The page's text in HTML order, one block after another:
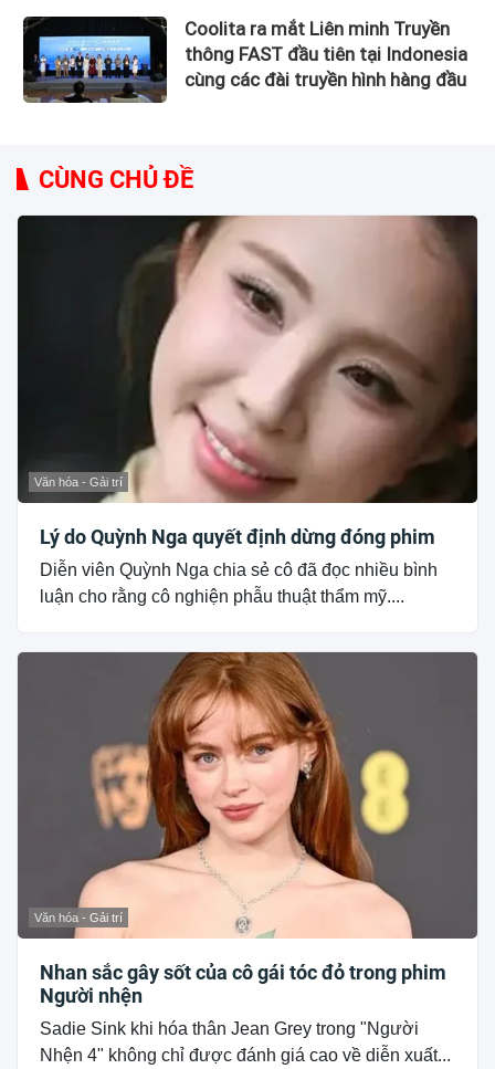
Coolita ra mắt Liên minh Truyền
thông FAST đầu tiên tại Indonesia
cùng các đài truyền hình hàng đầu
CÙNG CHỦ ĐỀ
Văn hóa - Gải trí
Lý do Quỳnh Nga quyết định dừng đóng phim
Diễn viên Quỳnh Nga chia sẻ cô đã đọc nhiều bình
luận cho rằng cô nghiện phẫu thuật thẩm mỹ....
Văn hóa - Gải trí
Nhan sắc gây sốt của cô gái tóc đỏ trong phim
Người nhện
Sadie Sink khi hóa thân Jean Grey trong "Người
Nhện 4" không chỉ được đánh giá cao về diễn xuất...